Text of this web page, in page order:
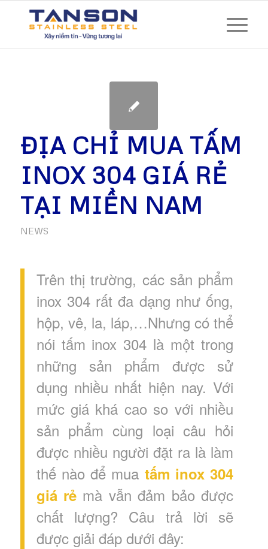
ĐỊA CHỈ MUA TẤM
INOX 304 GIÁ RẺ
TẠI MIỀN NAM
NEWS
Trên thị trường, các sản phẩm
inox 304 rất đa dạng như ống,
hộp, vê, la, láp,…Nhưng có thể
nói tấm inox 304 là một trong
những sản phẩm được sử
dụng nhiều nhất hiện nay. Với
mức giá khá cao so với nhiều
sản phẩm cùng loại câu hỏi
được nhiều người đặt ra là làm
thế nào để mua tấm inox 304
giá rẻ mà vẫn đảm bảo được
chất lượng? Câu trả lời sẽ
được giải đáp dưới đây: